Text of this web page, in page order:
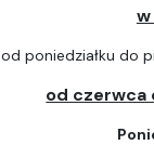
od poniedziałku do
od czerwca